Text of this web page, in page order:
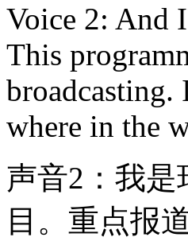
Voice 2: And
This
broadcasting.
where in the
声音2：我是
目。重点报